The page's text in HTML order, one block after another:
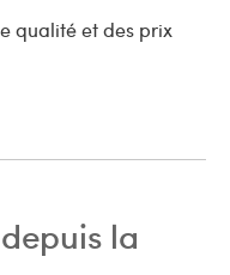
qualité et des prix
la